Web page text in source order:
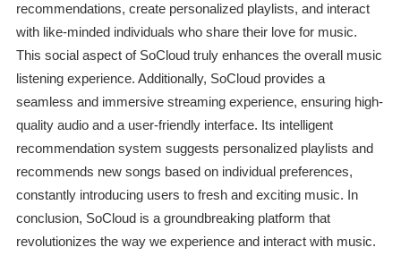
recommendations, create personalized playlists, and interact
with like-minded individuals who share their love for music.
This social aspect of SoCloud truly enhances the overall music
listening experience. Additionally, SoCloud provides a
seamless and immersive streaming experience, ensuring high-
quality audio and a user-friendly interface. Its intelligent
recommendation system suggests personalized playlists and
recommends new songs based on individual preferences,
constantly introducing users to fresh and exciting music. In
conclusion, SoCloud is a groundbreaking platform that
revolutionizes the way we experience and interact with music.